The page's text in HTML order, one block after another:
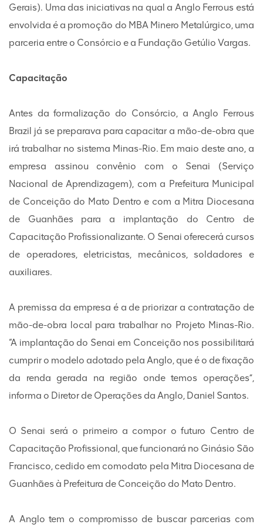
Gerais). Uma das iniciativas na qual a Anglo Ferrous está
envolvida é a promoção do MBA Minero Metalúrgico, uma
parceria entre o Consórcio e a Fundação Getúlio Vargas.
Capacitação
Antes da formalização do Consórcio, a Anglo Ferrous
Brazil já se preparava para capacitar a mão-de-obra que
irá trabalhar no sistema Minas-Rio. Em maio deste ano, a
empresa assinou convênio com o Senai (Serviço
Nacional de Aprendizagem), com a Prefeitura Municipal
de Conceição do Mato Dentro e com a Mitra Diocesana
de Guanhães para a implantação do Centro de
Capacitação Profissionalizante. O Senai oferecerá cursos
de operadores, eletricistas, mecânicos, soldadores e
auxiliares.
A premissa da empresa é a de priorizar a contratação de
mão-de-obra local para trabalhar no Projeto Minas-Rio.
“A implantação do Senai em Conceição nos possibilitará
cumprir o modelo adotado pela Anglo, que é o de fixação
da renda gerada na região onde temos operações”,
informa o Diretor de Operações da Anglo, Daniel Santos.
O Senai será o primeiro a compor o futuro Centro de
Capacitação Profissional, que funcionará no Ginásio São
Francisco, cedido em comodato pela Mitra Diocesana de
Guanhães à Prefeitura de Conceição do Mato Dentro.
A Anglo tem o compromisso de buscar parcerias com